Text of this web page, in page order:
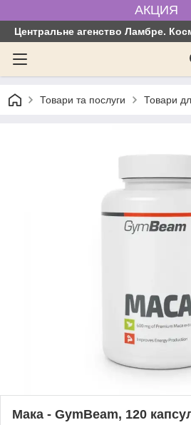
АКЦИЯ
Центральне агенство Ламбре.
Товари та послуги Товари
Мака - GymBeam, 120